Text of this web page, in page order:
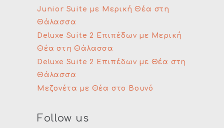
Junior Suite με Μερική Θέα στη
Θάλασσα
Deluxe Suite 2 Επιπέδων με Μερική
Θέα στη Θάλασσα
Deluxe Suite 2 Επιπέδων με Θέα στη
Θάλασσα
Μεζονέτα με Θέα στο Βουνό
Follow us